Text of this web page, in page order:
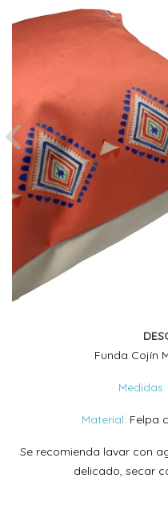
Previous
Funda Cojín
Medidas:
Material: Felpa
Se recomienda lavar con
delicado, secar